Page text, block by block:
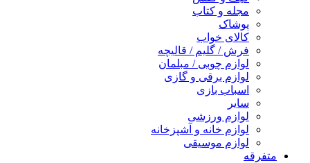
مجله و کتاب
پوشاک
کالای خواب
فرش / گلیم / قالیچه
لوازم چوبی / مبلمان
لوازم برقی و گازی
اسباب بازی
سایر
لوازم ورزشی
لوازم خانه و آشپزخانه
لوازم موسیقی
متفرقه